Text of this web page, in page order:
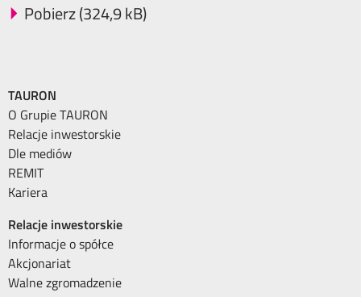
Pobierz (324,9 kB)
TAURON
O Grupie TAURON
Relacje inwestorskie
Dle mediów
REMIT
Kariera
Relacje inwestorskie
Informacje o spółce
Akcjonariat
Walne zgromadzenie